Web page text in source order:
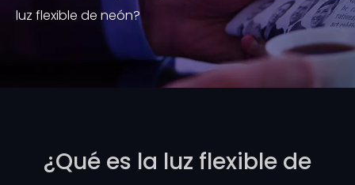
luz flexible de neón?
¿Qué es la luz flexible de